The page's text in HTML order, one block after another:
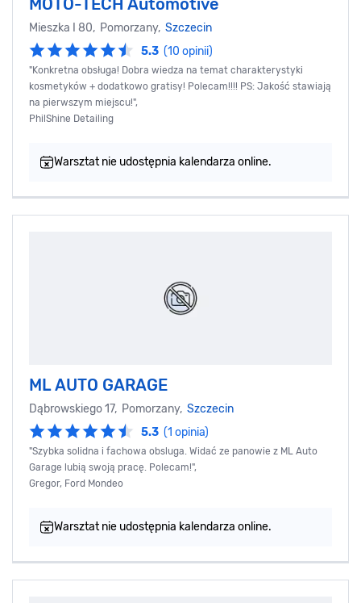
MOTO-TECH Automotive
Mieszka I 80, Pomorzany, Szczecin
5.3 (10 opinii)
"Konkretna obsługa! Dobra wiedza na temat charakterystyki
kosmetyków + dodatkowo gratisy! Polecam!!!! PS: Jakość stawiają
na pierwszym miejscu!",
PhilShine Detailing
Warsztat nie udostępnia kalendarza online.
ML AUTO GARAGE
Dąbrowskiego 17, Pomorzany, Szczecin
5.3 (1 opinia)
"Szybka solidna i fachowa obsluga. Widać ze panowie z ML Auto
Garage lubią swoją pracę. Polecam!",
Gregor, Ford Mondeo
Warsztat nie udostępnia kalendarza online.